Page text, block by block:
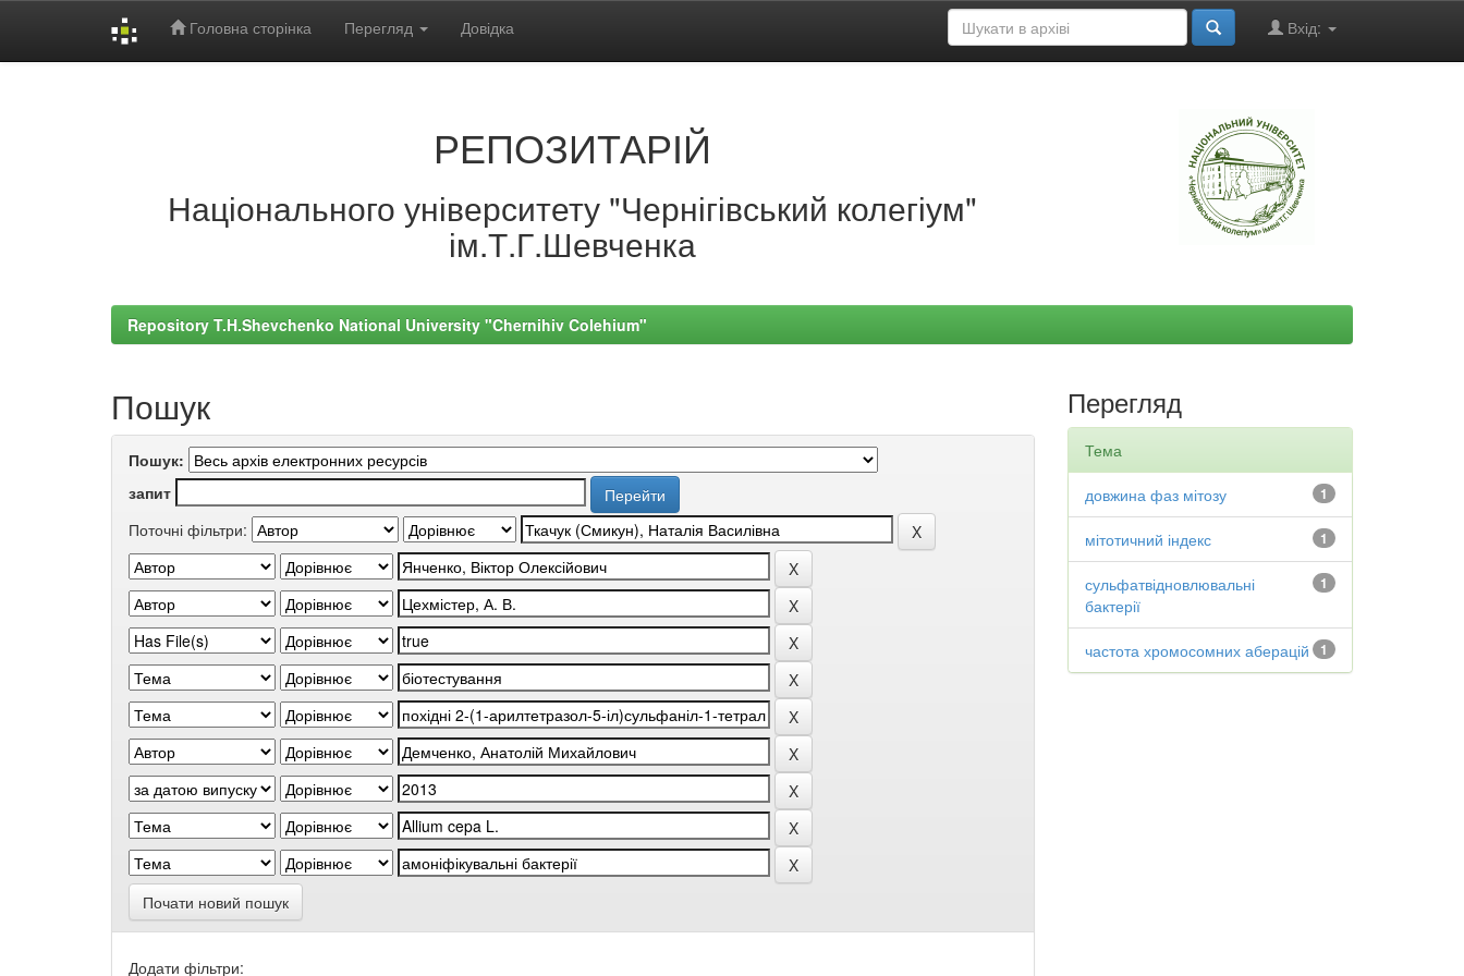
Головна сторінка Перегляд Довідка Вхід:
РЕПОЗИТАРІЙ
Національного університету "Чернігівський колегіум"
ім.Т.Г.Шевченка
Repository T.H.Shevchenko National University "Chernihiv Colehium"
Пошук
Пошук:
запит
Поточні фільтри:
Почати новий пошук
Додати фільтри:
Перегляд
Тема
1
довжина фаз мітозу
1
мітотичний індекс
1
сульфатвідновлювальні
бактерії
1
частота хромосомних аберацій